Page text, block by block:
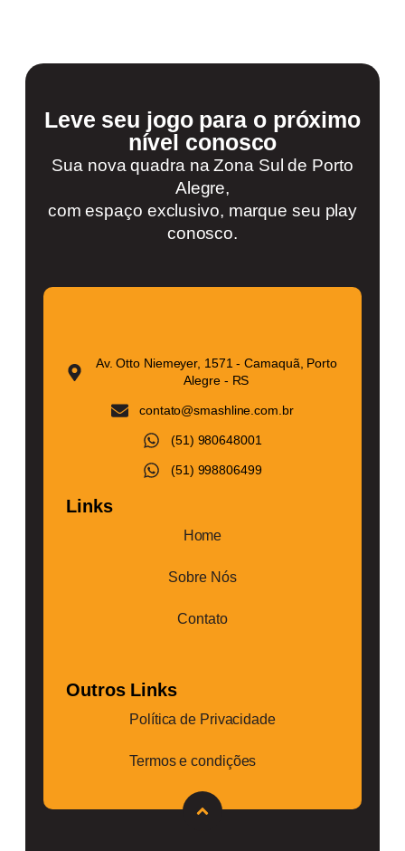
Leve seu jogo para o próximo
nível conosco
Sua nova quadra na Zona Sul de Porto
Alegre,
com espaço exclusivo, marque seu play
conosco.
Av. Otto Niemeyer, 1571 - Camaquã, Porto
Alegre - RS
contato@smashline.com.br
(51) 980648001
(51) 998806499
Links
Home
Sobre Nós
Contato
Outros Links
Política de Privacidade
Termos e condições